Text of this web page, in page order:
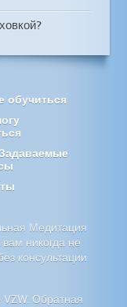
обучиться
Медитация
никогда не
консультации
Обратная